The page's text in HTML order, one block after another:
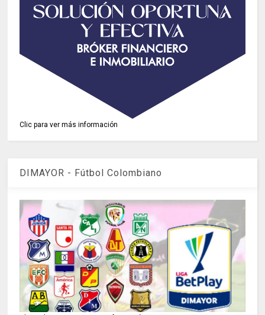
Clic para ver más información
DIMAYOR - Fútbol Colombiano